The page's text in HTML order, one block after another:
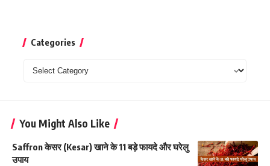
Categories
Categories
You Might Also Like
Saffron केसर (Kesar) खाने के 11 बड़े फायदे और घरेलु
उपाय